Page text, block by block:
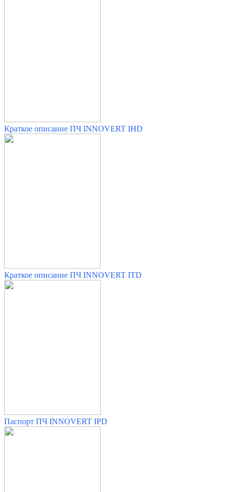
Краткое описание ПЧ INNOVERT IHD
Краткое описание ПЧ INNOVERT ITD
Паспорт ПЧ INNOVERT IPD